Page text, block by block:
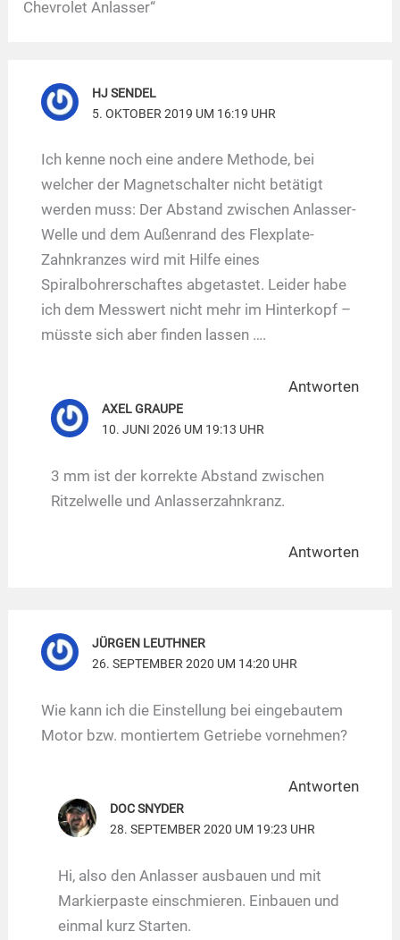
Chevrolet Anlasser“
HJ SENDEL
5. OKTOBER 2019 UM 16:19 UHR
Ich kenne noch eine andere Methode, bei
welcher der Magnetschalter nicht betätigt
werden muss: Der Abstand zwischen Anlasser-
Welle und dem Außenrand des Flexplate-
Zahnkranzes wird mit Hilfe eines
Spiralbohrerschaftes abgetastet. Leider habe
ich dem Messwert nicht mehr im Hinterkopf –
müsste sich aber finden lassen ….
Antworten
AXEL GRAUPE
10. JUNI 2026 UM 19:13 UHR
3 mm ist der korrekte Abstand zwischen
Ritzelwelle und Anlasserzahnkranz.
Antworten
JÜRGEN LEUTHNER
26. SEPTEMBER 2020 UM 14:20 UHR
Wie kann ich die Einstellung bei eingebautem
Motor bzw. montiertem Getriebe vornehmen?
Antworten
DOC SNYDER
28. SEPTEMBER 2020 UM 19:23 UHR
Hi, also den Anlasser ausbauen und mit
Markierpaste einschmieren. Einbauen und
einmal kurz Starten.